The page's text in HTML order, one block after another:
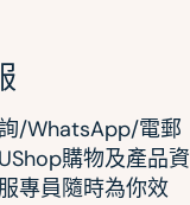
/WhatsApp/電郵
購物及產品資
專員隨時為你效